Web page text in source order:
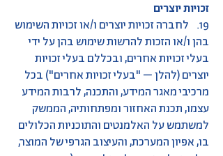
זכויות יוצרים
19. לחברה זכויות יוצרים ו/או זכויות השימוש
בהן ו/או הזכות להרשות שימוש בהן על ידי
בעלי זכויות אחרים, ובכללם בעלי זכויות
יוצרים (להלן – "בעלי זכויות אחרים") בכל
מרכיבי מאגר המידע, והתכנה, לרבות המידע
עצמו, תכנת האחזור ומפתחותיה, הממשק
למשתמש על האלמנטים והתוכניות הכלולים
בו, אפיון המערכת, והעיצוב הגרפי של המוצר,